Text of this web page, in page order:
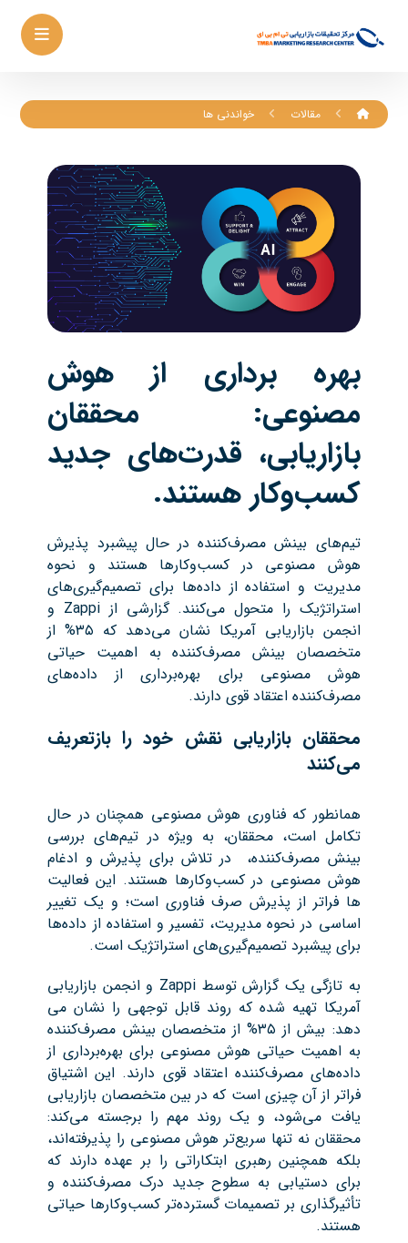
مقالات خواندنی ها
بهره برداری از هوش
مصنوعی: محققان
بازاریابی، قدرت‌های جدید
کسب‌وکار هستند.
تیم‌های بینش مصرف‌کننده در حال پیشبرد پذیرش
هوش مصنوعی در کسب‌وکارها هستند و نحوه
مدیریت و استفاده از داده‌ها برای تصمیم‌گیری‌های
استراتژیک را متحول می‌کنند. گزارشی از Zappi و
انجمن بازاریابی آمریکا نشان می‌دهد که ۳۵% از
متخصصان بینش مصرف‌کننده به اهمیت حیاتی
هوش مصنوعی برای بهره‌برداری از داده‌های
مصرف‌کننده اعتقاد قوی دارند.
محققان بازاریابی نقش خود را بازتعریف
می‌کنند
همانطور که فناوری هوش مصنوعی همچنان در حال
تکامل است، محققان، به ویژه در تیم‌های بررسی
بینش مصرف‌کننده، در تلاش برای پذیرش و ادغام
هوش مصنوعی در کسب‌وکارها هستند. این فعالیت
ها فراتر از پذیرش صرف فناوری است؛ و یک تغییر
اساسی در نحوه مدیریت، تفسیر و استفاده از داده‌ها
برای پیشبرد تصمیم‌گیری‌های استراتژیک است.
به تازگی یک گزارش توسط Zappi و انجمن بازاریابی
آمریکا تهیه شده که روند قابل توجهی را نشان می
دهد: بیش از ۳۵% از متخصصان بینش مصرف‌کننده
به اهمیت حیاتی هوش مصنوعی برای بهره‌برداری از
داده‌های مصرف‌کننده اعتقاد قوی دارند. این اشتیاق
فراتر از آن چیزی است که در بین متخصصان بازاریابی
یافت می‌شود، و یک روند مهم را برجسته می‌کند:
محققان نه تنها سریع‌تر هوش مصنوعی را پذیرفته‌اند،
بلکه همچنین رهبری ابتکاراتی را بر عهده دارند که
برای دستیابی به سطوح جدید درک مصرف‌کننده و
تأثیرگذاری بر تصمیمات گسترده‌تر کسب‌وکارها حیاتی
هستند.